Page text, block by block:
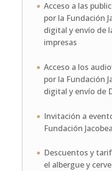
Acceso a las
por la Fundación
digital y envío de
impresas
Acceso a los
por la Fundación
digital y envío de
Invitación a
Fundación Jacobea
Descuentos y
el albergue y